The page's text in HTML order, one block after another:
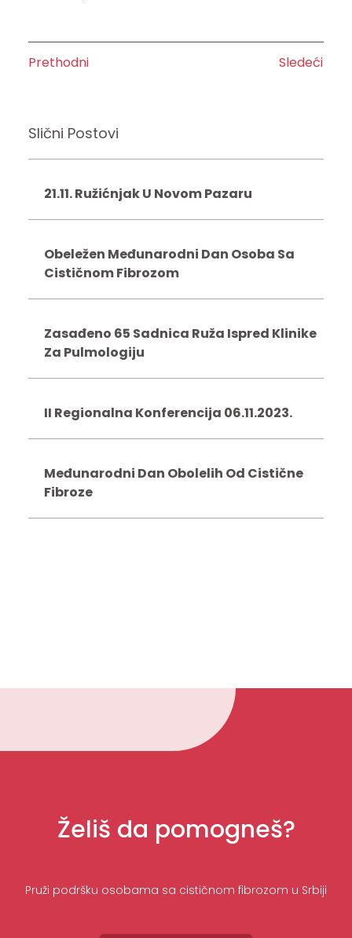
Prethodni Sledeći
Slični Postovi
21.11. Ružićnjak U Novom Pazaru
Obeležen Međunarodni Dan Osoba Sa
Cističnom Fibrozom
Zasađeno 65 Sadnica Ruža Ispred Klinike
Za Pulmologiju
II Regionalna Konferencija 06.11.2023.
Međunarodni Dan Obolelih Od Cistične
Fibroze
Želiš da pomogneš?
Pruži podršku osobama sa cističnom fibrozom u Srbiji